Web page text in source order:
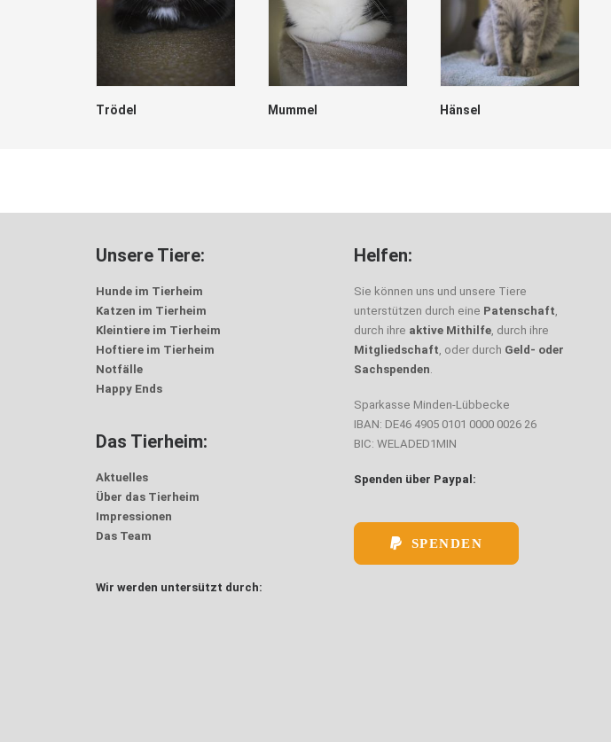
Trödel Mummel Hänsel
Unsere Tiere:
Hunde im Tierheim
Katzen im Tierheim
Kleintiere im Tierheim
Hoftiere im Tierheim
Notfälle
Happy Ends
Das Tierheim:
Aktuelles
Über das Tierheim
Impressionen
Das Team
Wir werden untersützt durch:
Helfen:
Sie können uns und unsere Tiere
unterstützen durch eine Patenschaft,
durch ihre aktive Mithilfe, durch ihre
Mitgliedschaft, oder durch Geld- oder
Sachspenden.
Sparkasse Minden-Lübbecke
IBAN: DE46 4905 0101 0000 0026 26
BIC: WELADED1MIN
Spenden über Paypal:
SPENDEN